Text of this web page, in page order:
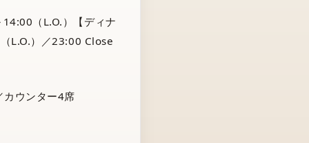
（L.O.）【ディナ
L.O.）／23:00 Close
ウンター4席